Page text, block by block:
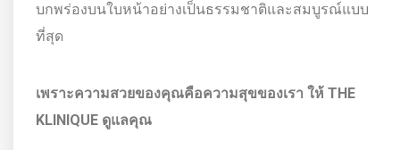
บกพร่องบนใบหน้าอย่างเป็นธรรมชาติและสมบูรณ์แบบ
ที่สุด
เพราะความสวยของคุณคือความสุขของเรา ให้ THE
KLINIQUE ดูแลคุณ